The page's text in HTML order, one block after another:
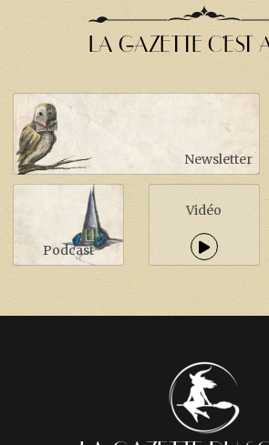
LA GAZETTE C'EST
Newsletter
Podcast
Vidéo